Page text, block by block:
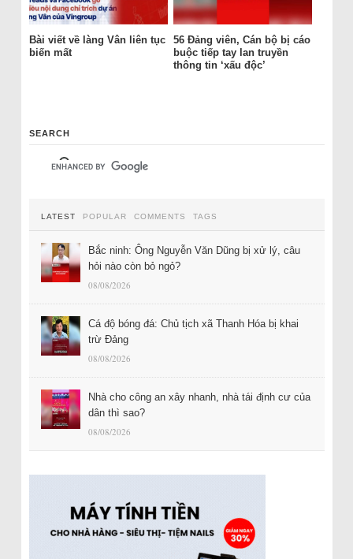
Bài viết về làng Vân liên tục
biến mất
56 Đảng viên, Cán bộ bị cáo
buộc tiếp tay lan truyền
thông tin ‘xấu độc’
SEARCH
LATEST POPULAR COMMENTS TAGS
Bắc ninh: Ông Nguyễn Văn Dũng bị xử lý, câu
hỏi nào còn bỏ ngỏ?
08/08/2026
Cá độ bóng đá: Chủ tịch xã Thanh Hóa bị khai
trừ Đảng
08/08/2026
Nhà cho công an xây nhanh, nhà tái định cư của
dân thì sao?
08/08/2026